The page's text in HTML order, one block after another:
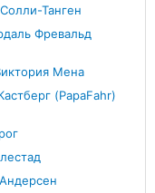
Танген
Фревальд
Мена
(PapaFahr)